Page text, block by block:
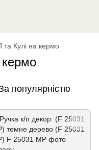
та Кулі на кермо
популярністю